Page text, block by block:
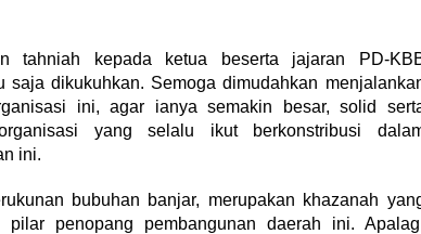
tahniah kepada ketua beserta jajaran PD-
dikukuhkan. Semoga dimudahkan
ini, agar ianya semakin besar, solid
yang selalu ikut berkonstribusi
ini.
bubuhan banjar, merupakan khazanah
penopang pembangunan daerah ini.